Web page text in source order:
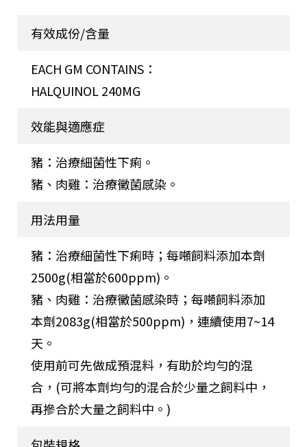
有效成份/含量
EACH GM CONTAINS：
HALQUINOL 240MG
效能與適應症
豬：治療細菌性下痢。
豬、肉雞：治療黴菌感染。
用法用量
豬：治療細菌性下痢時；每噸飼料添加本劑
2500g(相當於600ppm)。
豬、肉雞：治療黴菌感染時；每噸飼料添加
本劑2083g(相當於500ppm)，連續使用7~14
天。
使用前可先做成預混料，有助於均勻的混
合，(可將本劑均勻的混合於少量之飼料中，
再摻合於大量之飼料中。)